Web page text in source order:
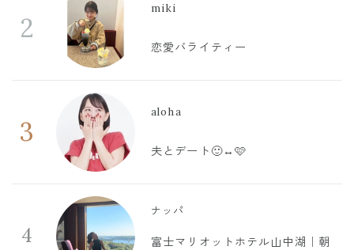
2
miki
恋愛バライティー
3
aloha
夫とデート🙂‍↔️🩷
4
ナッパ
富士マリオットホテル山中湖｜朝